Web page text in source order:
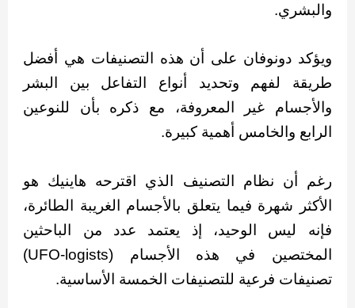
والبشري.
ويؤكد دونوفان على أن هذه التصنيفات هي أفضل
طريقة لفهم وتحديد أنواع التفاعل بين البشر
والأجسام غير المعروفة، مع ذكره بأن للنوعين
الرابع والخامس أهمية كبيرة.
رغم أن نظام التصنيف الذي اقترحه هاينيك هو
الأكثر شهرة فيما يتعلق بالأجسام الغريبة الطائرة،
فإنه ليس الوحيد، إذ يعتمد عدد من الباحثين
المختصين في هذه الأجسام (UFO-logists)
تصنيفات فرعية للتصنيفات الخمسة الأساسية.